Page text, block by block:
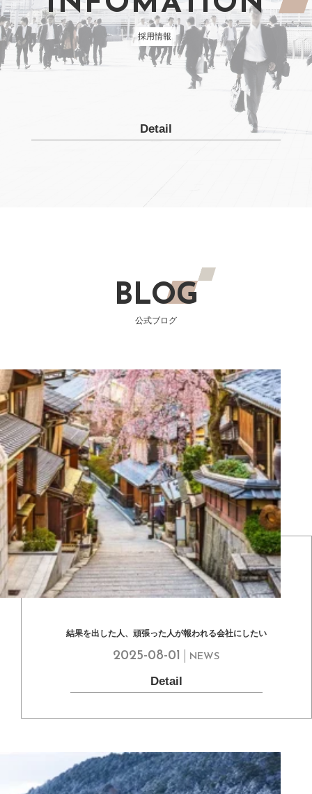
採⽤情報
Detail
BLOG
公式ブログ
結果を出した人、頑張った人が報われる会社にしたい
2025-08-01 NEWS
Detail